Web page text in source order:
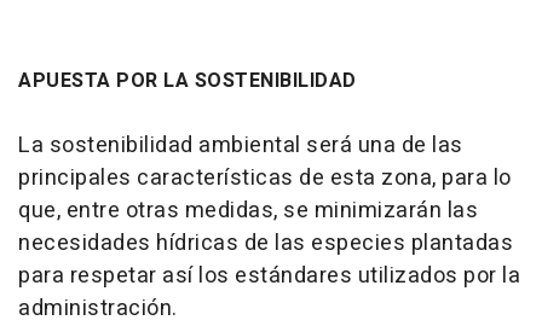
APUESTA POR LA SOSTENIBILIDAD
La sostenibilidad ambiental será una de las
principales características de esta zona, para lo
que, entre otras medidas, se minimizarán las
necesidades hídricas de las especies plantadas
para respetar así los estándares utilizados por la
administración.